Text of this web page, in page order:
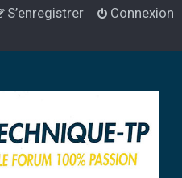
Connexion
S’enregistrer